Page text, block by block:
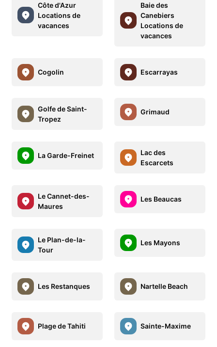
Côte d'Azur
Locations de
vacances
Baie des
Canebiers
Locations de
vacances
Cogolin Escarrayas
Golfe de Saint-
Tropez
Grimaud
La Garde-Freinet
Lac des
Escarcets
Le Cannet-des-
Maures
Les Beaucas
Le Plan-de-la-
Tour
Les Mayons
Les Restanques Nartelle Beach
Plage de Tahiti Sainte-Maxime